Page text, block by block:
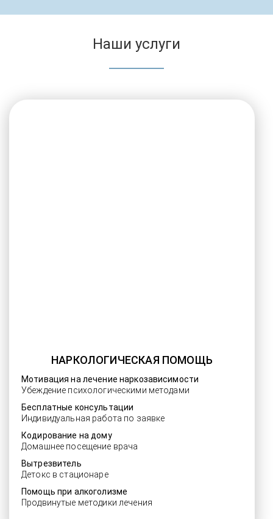
Наши услуги
НАРКОЛОГИЧЕСКАЯ ПОМОЩЬ
Мотивация на лечение наркозависимости
Убеждение психологическими методами
Бесплатные консультации
Индивидуальная работа по заявке
Кодирование на дому
Домашнее посещение врача
Вытрезвитель
Детокс в стационаре
Помощь при алкоголизме
Продвинутые методики лечения